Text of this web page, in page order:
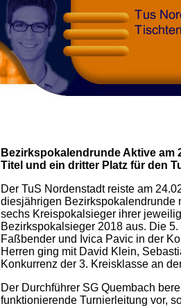
Bezirkspokalendrunde Aktive am
Titel und ein dritter Platz für den
Der TuS Nordenstadt reiste am
diesjährigen
sechs Kreispokalsieger ihrer
Bezirkspokalsieger 2018 aus. Die
Faßbender und Ivica Pavic in der
Herren ging mit David Klein,
Konkurrenz der 3. Kreisklasse an
Der Durchführer SG Quembach
funktionierende Turnierleitung vor,